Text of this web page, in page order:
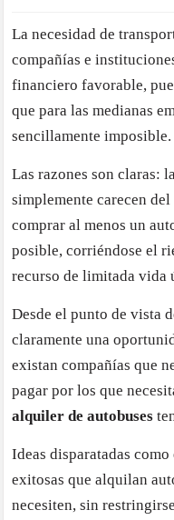
La necesidad de
compañías e
financiero favorable,
que para las medianas
sencillamente imposible.
Las razones son claras:
simplemente carecen
comprar al menos un
posible, corriéndose el
recurso de limitada vida
Desde el punto de vista
claramente una
existan compañías que
pagar por los que
alquiler de autobuses
Ideas disparatadas
exitosas que alquilan
necesiten, sin